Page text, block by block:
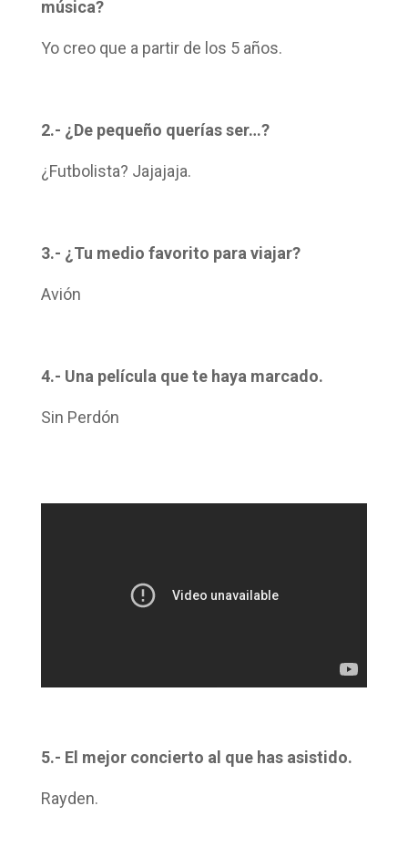
música?
Yo creo que a partir de los 5 años.
2.- ¿De pequeño querías ser…?
¿Futbolista? Jajajaja.
3.- ¿Tu medio favorito para viajar?
Avión
4.- Una película que te haya marcado.
Sin Perdón
5.- El mejor concierto al que has asistido.
Rayden.